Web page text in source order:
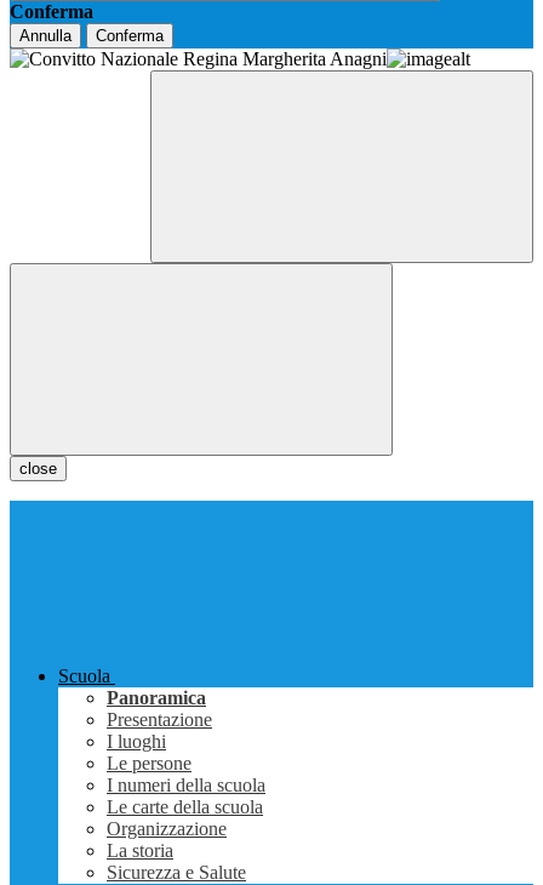
Conferma
Annulla Conferma
close
Scuola
Panoramica
Presentazione
I luoghi
Le persone
I numeri della scuola
Le carte della scuola
Organizzazione
La storia
Sicurezza e Salute